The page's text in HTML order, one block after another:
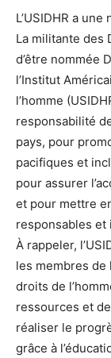
L’USIDHR a
La militante des
d’être nommée
l’Institut
l’homme
responsabilité
pays, pour
pacifiques et
pour assurer
et pour mettre
responsables et
À rappeler,
les membres de
droits de
ressources et
réaliser le
grâce à